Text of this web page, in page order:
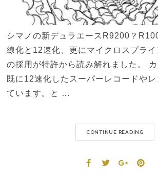
シマノの新デュラエースR9200？
線化と12速化、更にマイクロスプラ
の採用が特許から読み解れました。
既に12速化したスーパーレコードや
ています。と …
CONTINUE READING